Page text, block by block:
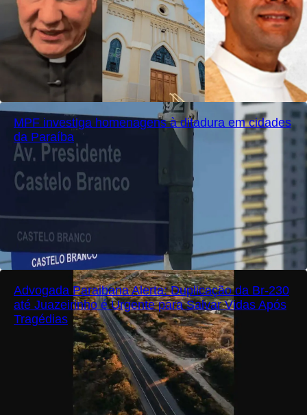
MPF investiga homenagens à ditadura em cidades
da Paraíba
Advogada Paraibana Alerta: Duplicação da Br-230
até Juazeirinho é Urgente para Salvar Vidas Após
Tragédias